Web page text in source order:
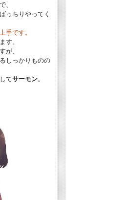
、
っちりやってく
手です。
す。
が、
しっかりものの
てサーモン。